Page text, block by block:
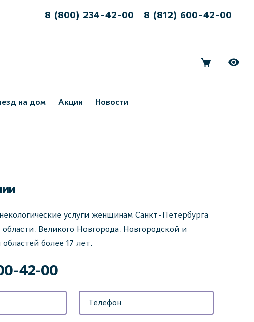
8 (800) 234-42-00 8 (812) 600-42-00
на дом Акции Новости
услуги женщинам Санкт-Петербурга
Великого Новгорода, Новгородской и
более 17 лет.
42-00